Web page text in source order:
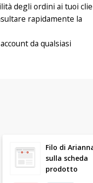
degli ordini ai tuoi
rapidamente la
da qualsiasi
Filo di
sulla scheda
prodotto